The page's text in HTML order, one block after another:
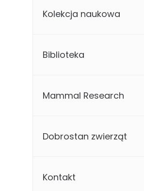
Kolekcja naukowa
Biblioteka
Mammal Research
Dobrostan zwierząt
Kontakt